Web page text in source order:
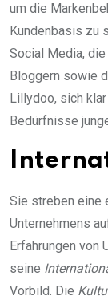
um die
Kundenbasis zu
Social Media,
Bloggern sowie
Lillydoo, sich
Bedürfnisse
Sie streben eine
Unternehmens
Erfahrungen von
seine
Vorbild. Die